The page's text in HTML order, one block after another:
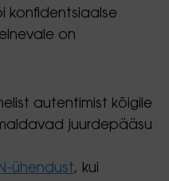
konfidentsiaalse
on
autentimist kõigile
juurdepääsu
ühendust, kui